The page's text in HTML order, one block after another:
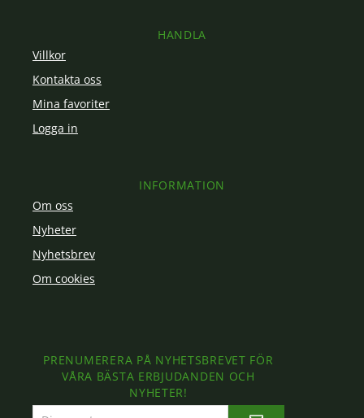
HANDLA
Villkor
Kontakta oss
Mina favoriter
Logga in
INFORMATION
Om oss
Nyheter
Nyhetsbrev
Om cookies
PRENUMERERA PÅ NYHETSBREVET FÖR
VÅRA BÄSTA ERBJUDANDEN OCH
NYHETER!